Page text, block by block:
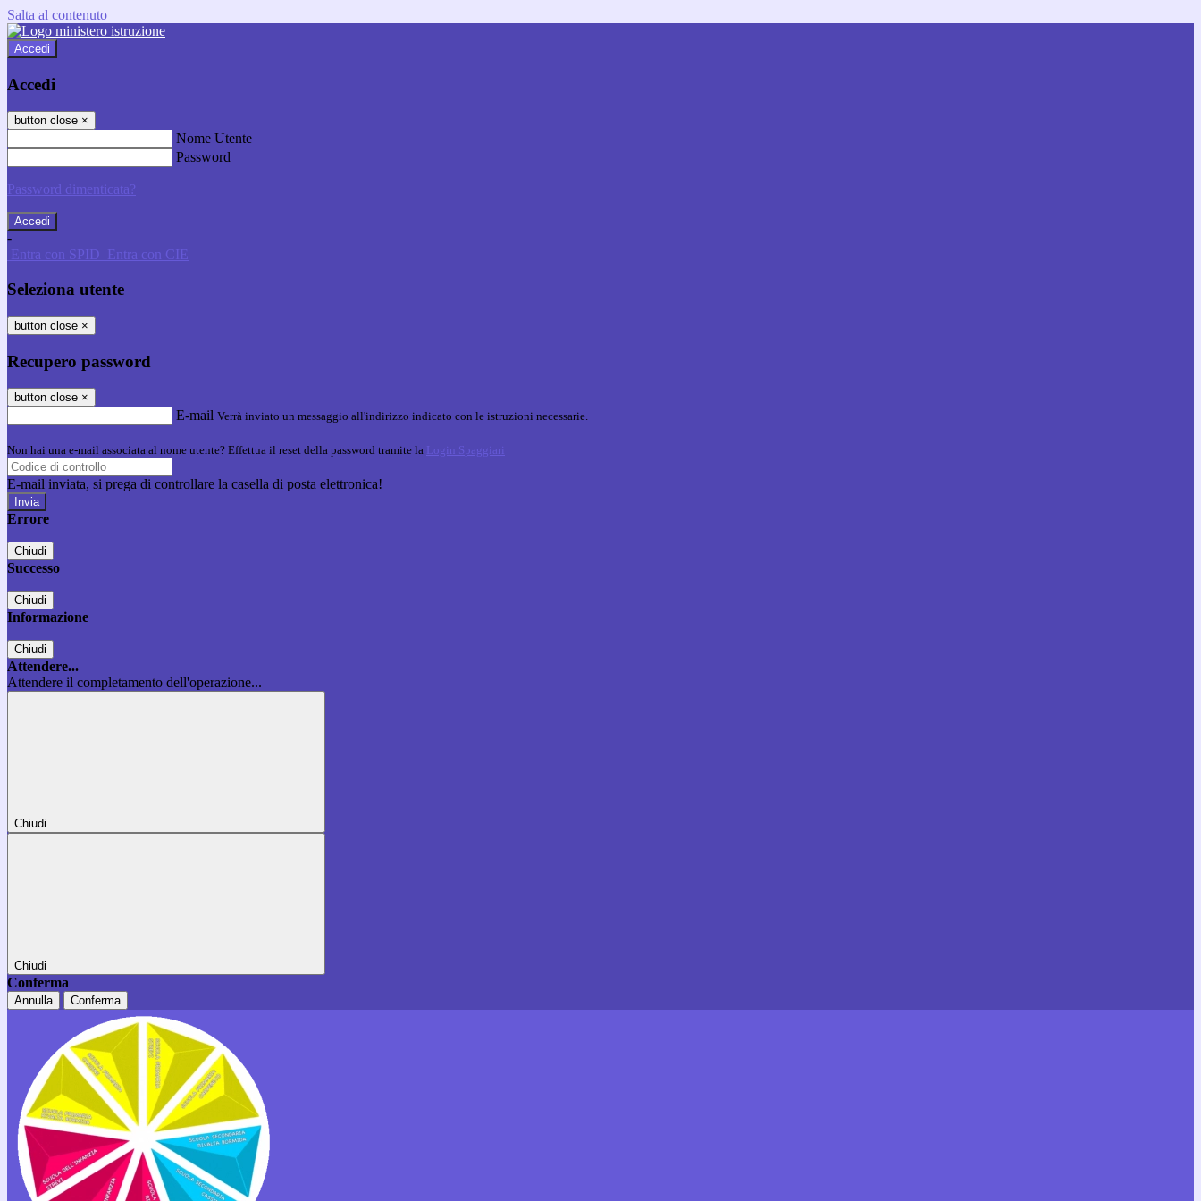
Salta al contenuto
Accedi
Accedi
button close ×
Nome Utente
Password
Password dimenticata?
-
Entra con SPID Entra con CIE
Seleziona utente
button close ×
Recupero password
button close ×
E-mail Verrà inviato un messaggio all'indirizzo indicato con le istruzioni necessarie.
Non hai una e-mail associata al nome utente? Effettua il reset della password tramite la Login Spaggiari
E-mail inviata, si prega di controllare la casella di posta elettronica!
Errore
Chiudi
Successo
Chiudi
Informazione
Chiudi
Attendere...
Attendere il completamento dell'operazione...
Chiudi
Chiudi
Conferma
Annulla Conferma